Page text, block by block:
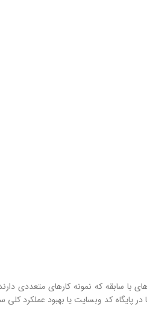
که نمونه کارهای متعددی
کد وبسایت یا بهبود عملکرد کلی